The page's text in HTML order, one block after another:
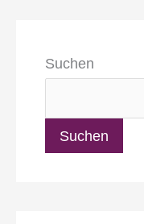
Suchen
Suchen